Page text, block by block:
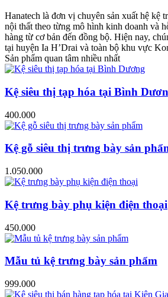
Hanatech là đơn vị chuyên sản xuất hệ kệ
nội thất theo từng mô hình kinh doanh và
hàng từ cơ bản đến đồng bộ. Hiện nay,
tại huyện Ia H’Drai và toàn bộ khu vực
Sản phẩm quan tâm nhiều nhất
Kệ siêu thị tạp hóa tại Bình
400.000
Kệ gỗ siêu thị trưng bày sản
1.050.000
Kệ trưng bày phụ kiện điện thoại
450.000
Mẫu tủ kệ trưng bày sản phẩm
999.000